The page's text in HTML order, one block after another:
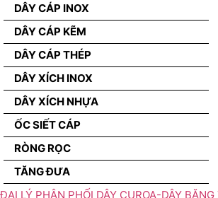
DÂY CÁP INOX
DÂY CÁP KẼM
DÂY CÁP THÉP
DÂY XÍCH INOX
DÂY XÍCH NHỰA
ỐC SIẾT CÁP
RÒNG RỌC
TĂNG ĐƯA
ĐẠI LÝ PHÂN PHỐI DÂY CUROA-DÂY BĂNG